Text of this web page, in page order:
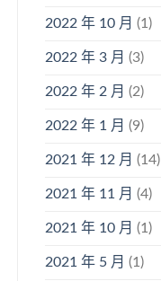
2022 年 10 月 (1)
2022 年 3 月 (3)
2022 年 2 月 (2)
2022 年 1 月 (9)
2021 年 12 月 (14)
2021 年 11 月 (4)
2021 年 10 月 (1)
2021 年 5 月 (1)